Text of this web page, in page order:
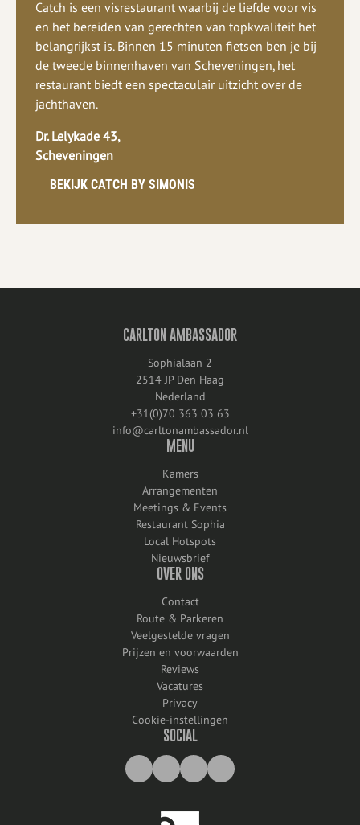
Catch is een visrestaurant waarbij de liefde voor vis
en het bereiden van gerechten van topkwaliteit het
belangrijkst is. Binnen 15 minuten fietsen ben je bij
de tweede binnenhaven van Scheveningen, het
restaurant biedt een spectaculair uitzicht over de
jachthaven.
Dr. Lelykade 43,
Scheveningen
BEKIJK CATCH BY SIMONIS
CARLTON AMBASSADOR
Sophialaan 2
2514 JP Den Haag
Nederland
+31(0)70 363 03 63
info@carltonambassador.nl
MENU
Kamers
Arrangementen
Meetings & Events
Restaurant Sophia
Local Hotspots
Nieuwsbrief
OVER ONS
Contact
Route & Parkeren
Veelgestelde vragen
Prijzen en voorwaarden
Reviews
Vacatures
Privacy
Cookie-instellingen
SOCIAL